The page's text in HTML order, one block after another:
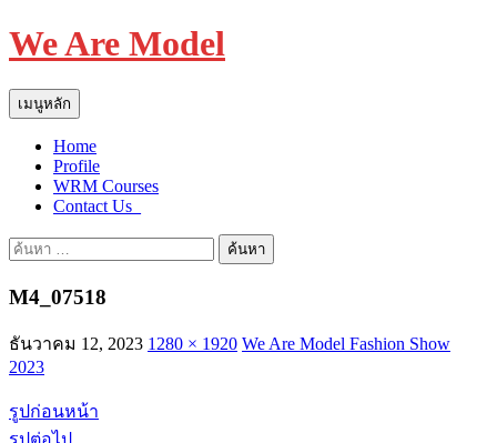
We Are Model
ค้นหา
เมนูหลัก
ยัง
เนื้อหา
Home
Profile
WRM Courses
Contact Us_
ค้นหา
M4_07518
ธันวาคม 12, 2023 1280 × 1920 We Are Model Fashion Show
2023
รูปก่อนหน้า